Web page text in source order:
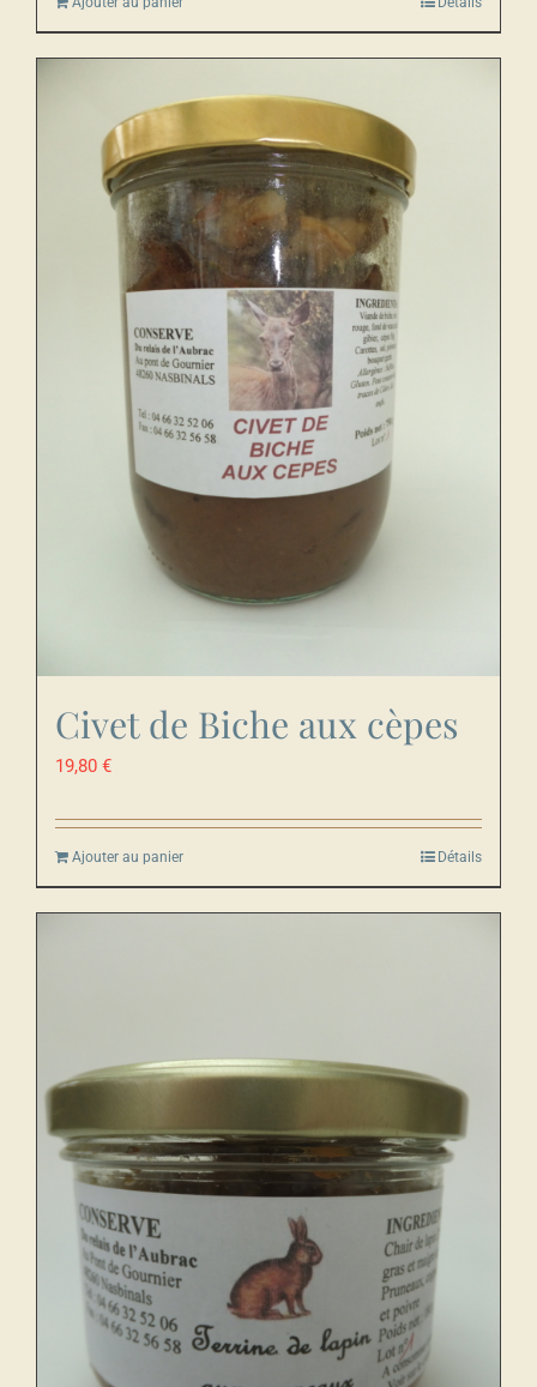
Civet de Biche aux cèpes
19,80 €
Ajouter au panier Détails